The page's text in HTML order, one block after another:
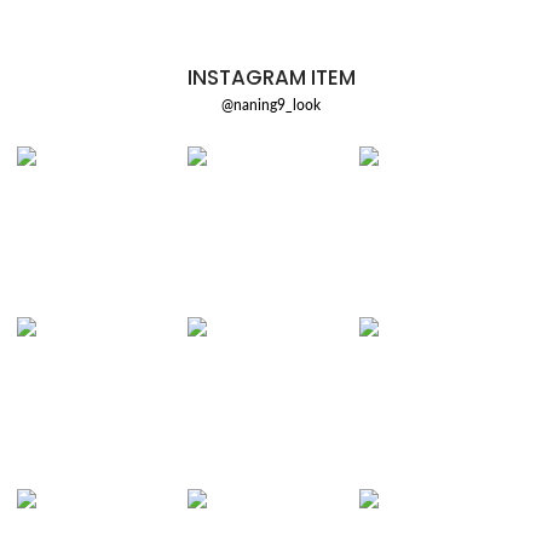
INSTAGRAM ITEM
@naning9_look